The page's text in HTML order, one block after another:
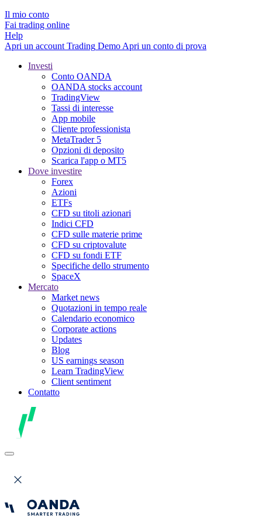
Il mio conto
Fai trading online
Help
Apri un account Trading Demo Apri un conto di prova
Investi
Conto OANDA
OANDA stocks account
TradingView
Tassi di interesse
App mobile
Cliente professionista
MetaTrader 5
Opzioni di deposito
Scarica l'app o MT5
Dove investire
Forex
Azioni
ETFs
CFD su titoli azionari
Indici CFD
CFD sulle materie prime
CFD su criptovalute
CFD su fondi ETF
Specifiche dello strumento
SpaceX
Mercato
Market news
Quotazioni in tempo reale
Calendario economico
Corporate actions
Updates
Blog
US earnings season
Learn TradingView
Client sentiment
Contatto